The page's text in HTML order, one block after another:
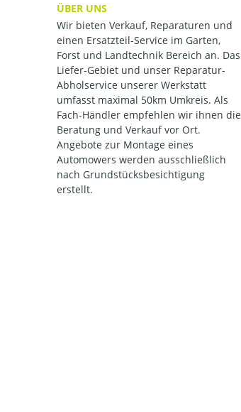
ÜBER UNS
Wir bieten Verkauf, Reparaturen und
einen Ersatzteil-Service im Garten,
Forst und Landtechnik Bereich an. Das
Liefer-Gebiet und unser Reparatur-
Abholservice unserer Werkstatt
umfasst maximal 50km Umkreis. Als
Fach-Händler empfehlen wir ihnen die
Beratung und Verkauf vor Ort.
Angebote zur Montage eines
Automowers werden ausschließlich
nach Grundstücksbesichtigung
erstellt.